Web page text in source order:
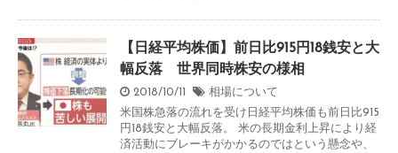
【日経平均株価】前日比915円18銭安と大
幅反落 世界同時株安の様相
2018/10/11
相場について
米国株急落の流れを受け日経平均株価も前日比915
円18銭安と大幅反落。 米の長期金利上昇により経
済活動にブレーキがかかるのではという懸念や、